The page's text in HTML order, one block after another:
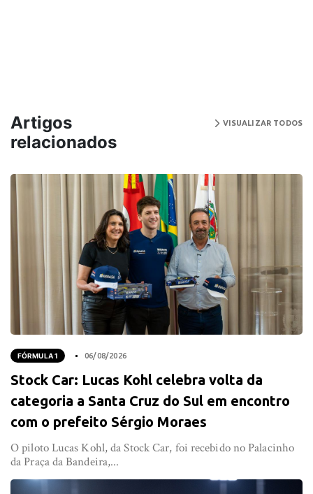
Artigos
relacionados
VISUALIZAR TODOS
FÓRMULA 1 06/08/2026
Stock Car: Lucas Kohl celebra volta da
categoria a Santa Cruz do Sul em encontro
com o prefeito Sérgio Moraes
O piloto Lucas Kohl, da Stock Car, foi recebido no Palacinho
da Praça da Bandeira,...